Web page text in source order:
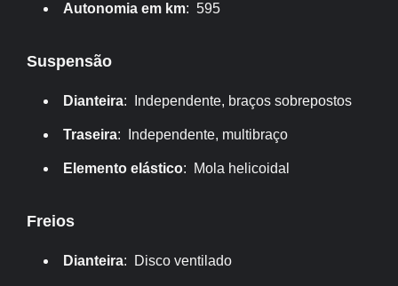
Autonomia em km: 595
Suspensão
Dianteira: Independente, braços sobrepostos
Traseira: Independente, multibraço
Elemento elástico: Mola helicoidal
Freios
Dianteira: Disco ventilado